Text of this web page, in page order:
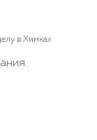
в Химках